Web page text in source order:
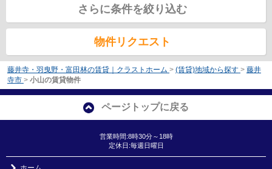
さらに条件を絞り込む
物件リクエスト
藤井寺・羽曳野・富田林の賃貸｜クラストホーム > (賃貸)地域から探す > 藤井
寺市 > 小山の賃貸物件
ページトップに戻る
営業時間:8時30分～18時
定休日:毎週日曜日